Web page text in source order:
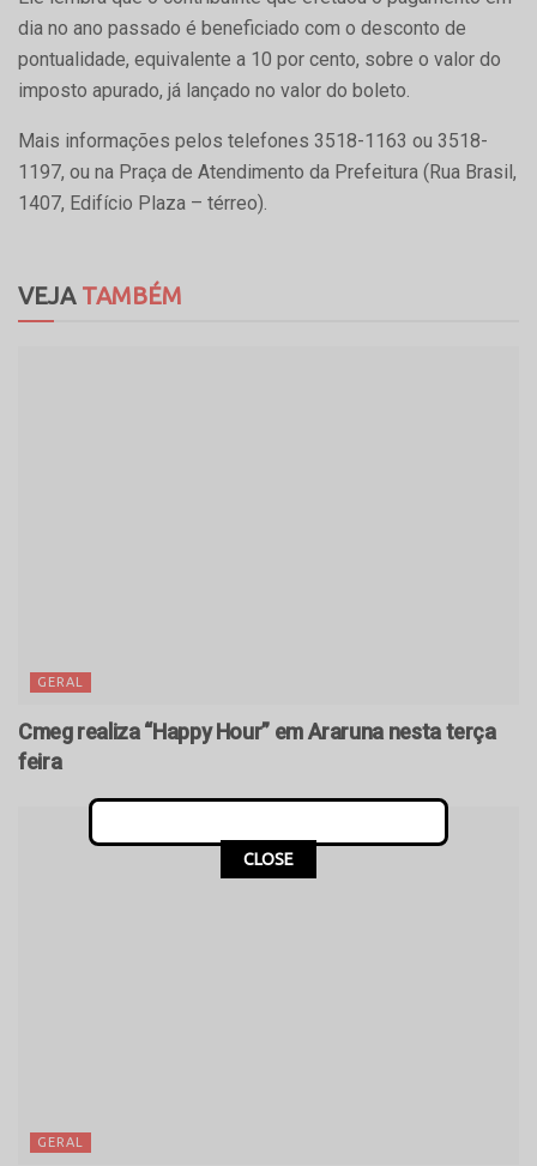
dia no ano passado é beneficiado com o desconto de
pontualidade, equivalente a 10 por cento, sobre o valor do
imposto apurado, já lançado no valor do boleto.
Mais informações pelos telefones 3518-1163 ou 3518-
1197, ou na Praça de Atendimento da Prefeitura (Rua Brasil,
1407, Edifício Plaza – térreo).
VEJATAMBÉM
GERAL
Cmeg realiza “Happy Hour” em Araruna nesta terça
feira
GERAL
CLOSE